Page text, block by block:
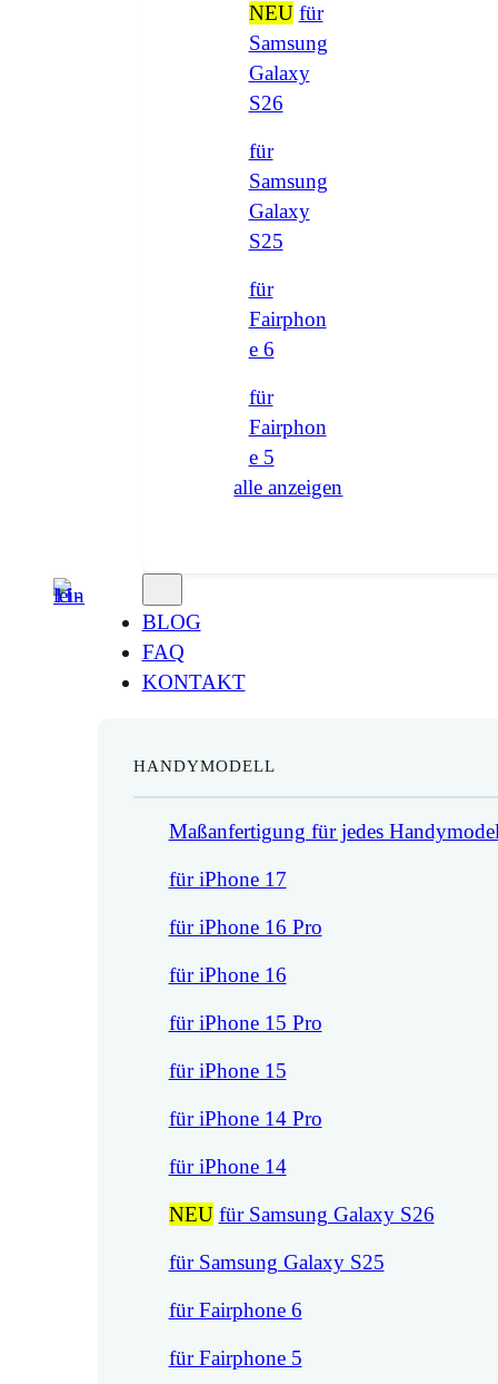
NEU für
Samsung
Galaxy
S26
für
Samsung
Galaxy
S25
für
Fairphon
e 6
für
Fairphon
e 5
alle anzeigen
BLOG
FAQ
KONTAKT
HANDYMODELL
Maßanfertigung für jedes
für iPhone 17
für iPhone 16 Pro
für iPhone 16
für iPhone 15 Pro
für iPhone 15
für iPhone 14 Pro
für iPhone 14
NEU für Samsung Galaxy S26
für Samsung Galaxy S25
für Fairphone 6
für Fairphone 5